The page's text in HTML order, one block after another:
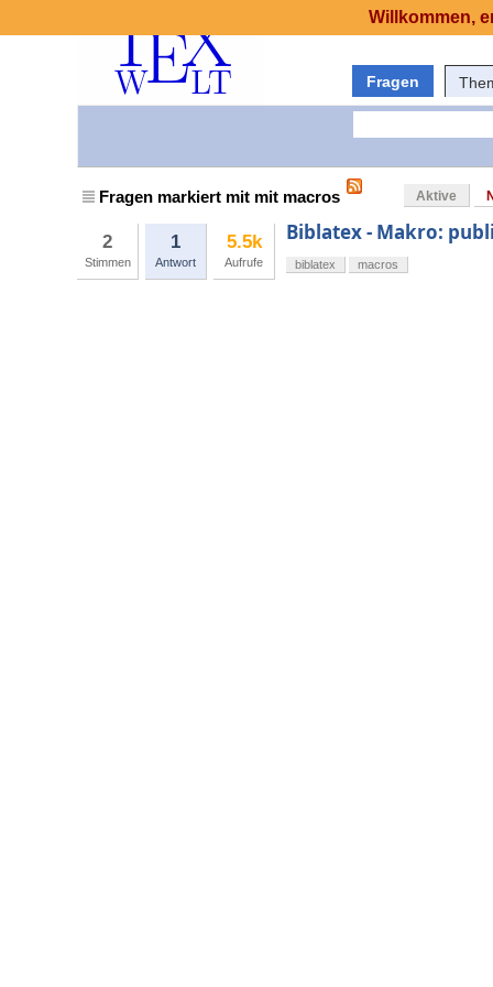
Fragen
Fragen markiert mit mit macros Aktive
2
Stimmen
1
Antwort
5.5k
Aufrufe
Biblatex - Makro:
biblatex macros
Willkommen,